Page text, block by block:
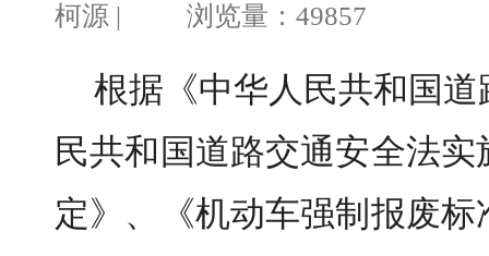
柯源 | 浏览量：49857
根据《中华人民共和国
民共和国道路交通安全法
定》、《机动车强制报废